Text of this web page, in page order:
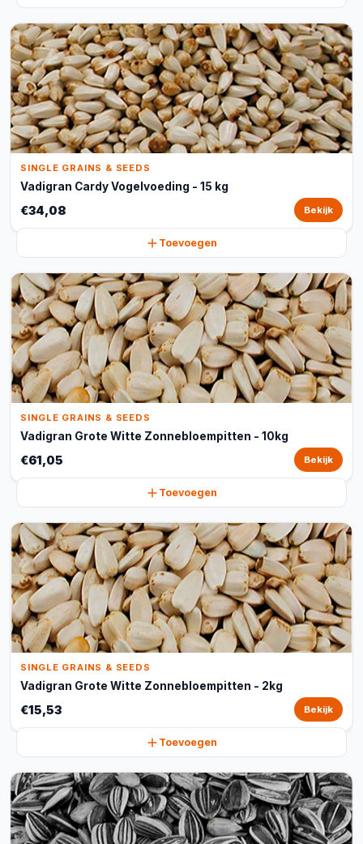
SINGLE GRAINS & SEEDS
Vadigran Cardy Vogelvoeding - 15 kg
€34,08 Bekijk
Toevoegen
SINGLE GRAINS & SEEDS
Vadigran Grote Witte Zonnebloempitten - 10kg
€61,05 Bekijk
Toevoegen
SINGLE GRAINS & SEEDS
Vadigran Grote Witte Zonnebloempitten - 2kg
€15,53 Bekijk
Toevoegen